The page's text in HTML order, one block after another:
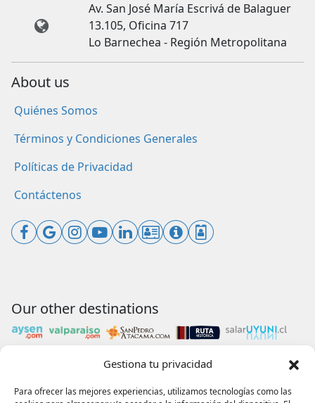
Gestiona tu privacidad
Para ofrecer las mejores experiencias, utilizamos tecnologías como las
Av. San José María Escrivá de Balaguer
13.105, Oficina 717
Lo Barnechea - Región Metropolitana
About us
Quiénes Somos
Términos y Condiciones Generales
Políticas de Privacidad
Contáctenos
Our other destinations